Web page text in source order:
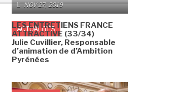
ACTUALITÉS
NOV 27, 2019
LES ENTRETIENS FRANCE
ATTRACTIVE (33/34)
Julie Cuvillier, Responsable
d’animation de d’Ambition
Pyrénées